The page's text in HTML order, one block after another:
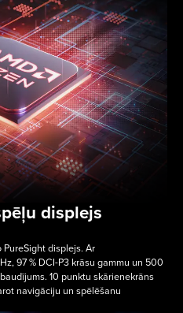
displejs
displejs. Ar
97 % DCI-P3 krāsu gammu un 500
10 punktu skārienekrāns
navigāciju un spēlēšanu